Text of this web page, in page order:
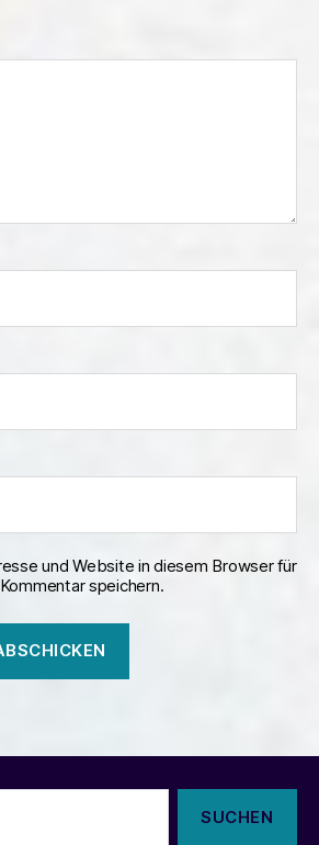
und Website in diesem Browser für
speichern.